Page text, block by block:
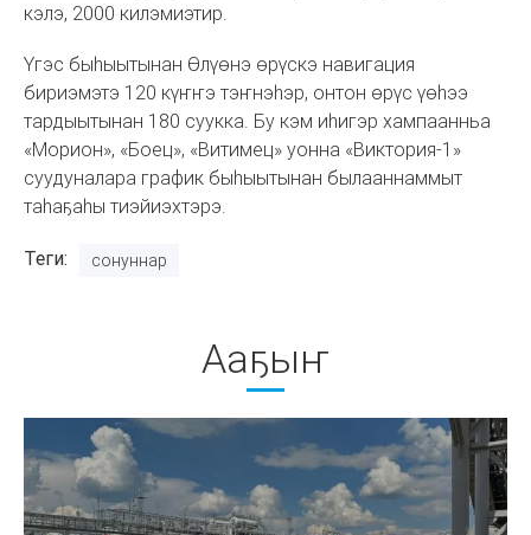
кэлэ, 2000 килэмиэтир.
Үгэс быһыытынан Өлүөнэ өрүскэ навигация
бириэмэтэ 120 күҥҥэ тэҥнэһэр, онтон өрүс үөһээ
тардыытынан 180 суукка. Бу кэм иһигэр хампаанньа
«Морион», «Боец», «Витимец» уонна «Виктория-1»
суудуналара график быһыытынан былааннаммыт
таһаҕаһы тиэйиэхтэрэ.
Теги сонуннар
Ааҕыҥ